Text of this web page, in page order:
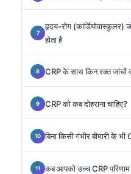
हृदय-रोग
होता है
CRP के साथ किन रक्त जांचों
CRP को कब दोहराना चाहिए?
बिना किसी गंभीर बीमारी के
कब आपको उच्च CRP परिणाम